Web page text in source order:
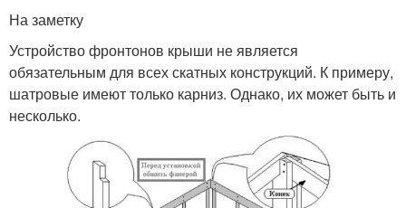
На заметку
Устройство фронтонов крыши не является
обязательным для всех скатных конструкций. К примеру,
шатровые имеют только карниз. Однако, их может быть и
несколько.